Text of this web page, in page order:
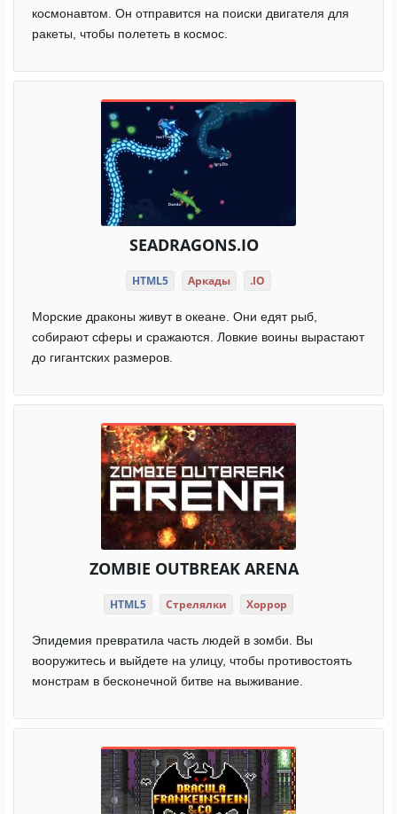
космонавтом. Он отправится на поиски двигателя для
ракеты, чтобы полететь в космос.
SEADRAGONS.IO
HTML5 Аркады .IO
Морские драконы живут в океане. Они едят рыб,
собирают сферы и сражаются. Ловкие воины вырастают
до гигантских размеров.
ZOMBIE OUTBREAK ARENA
HTML5 Стрелялки Хоррор
Эпидемия превратила часть людей в зомби. Вы
вооружитесь и выйдете на улицу, чтобы противостоять
монстрам в бесконечной битве на выживание.